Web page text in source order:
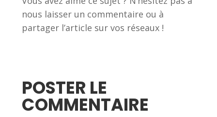
nous laisser un commentaire ou à
partager l’article sur vos réseaux !
POSTER LE
COMMENTAIRE